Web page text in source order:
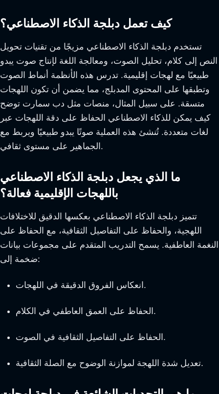
كيف تعمل دبلجة الذكاء الاصطناعي؟
تستخدم دبلجة الذكاء الاصطناعي مزيجًا من تقنيات تحويل
النص إلى كلام، تحليل الصوت، ومعالجة اللغة لإنتاج صوت يبدو
طبيعيًا مع لهجات إقليمية. تدرس هذه الأنظمة أنماط الصوت
وتطبقها على المحتوى المدبلج، مما يضمن أن تكون اللهجات
متسقة. على سبيل المثال، منصات مثل دب سمارت توضح
كيف يمكن للذكاء الاصطناعي الحفاظ على دقة اللهجات عبر
لغات متعددة. تُنشئ هذه العملية صوتًا يبدو طبيعيًا ويربط مع
الجماهير على مستوى ثقافي.
ما الذي يجعل دبلجة الذكاء الاصطناعي
باللهجات الإقليمية فعالة؟
تتميز دبلجة الذكاء الاصطناعي بعكسها الدقيق للاختلافات
اللهجية، والحفاظ على التفاصيل الثقافية، مع الحفاظ على
النغمة العاطفية. يسمح التدريب المتقدم على مجموعات بيانات
ضخمة إلى:
انعكاس الفروق الدقيقة في اللهجات.
الحفاظ على العمق العاطفي في الكلام.
الحفاظ على التفاصيل الثقافية في الصوت.
تعديل شدة اللهجة لموازنة الوضوح مع الصلة الثقافية.